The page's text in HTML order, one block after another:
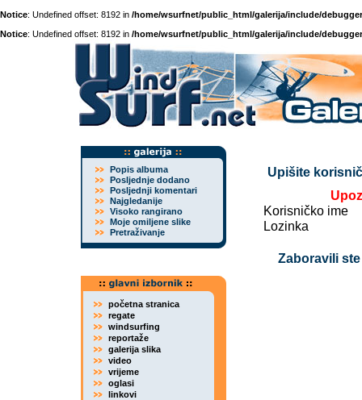
Notice: Undefined offset: 8192 in /home/wsurfnet/public_html/galerija/include/
Notice: Undefined offset: 8192 in /home/wsurfnet/public_html/galerija/include/
Popis albuma
Posljednje dodano
Posljednji komentari
Najgledanije
Visoko rangirano
Moje omiljene slike
Pretraživanje
početna stranica
regate
windsurfing
reportaže
galerija slika
video
vrijeme
oglasi
linkovi
Upišite
Korisničko ime
Lozinka
Zaboravili